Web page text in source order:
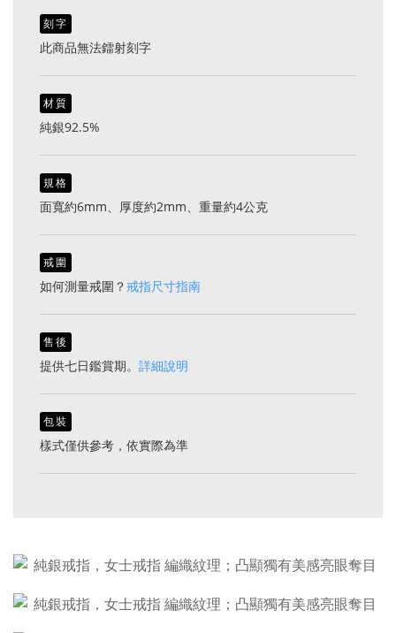
刻字
此商品無法鐳射刻字
材質
純銀92.5%
規格
面寬約6mm、厚度約2mm、重量約4公克
戒圍
如何測量戒圍？戒指尺寸指南
售後
提供七日鑑賞期。 詳細說明
包裝
樣式僅供參考，依實際為準